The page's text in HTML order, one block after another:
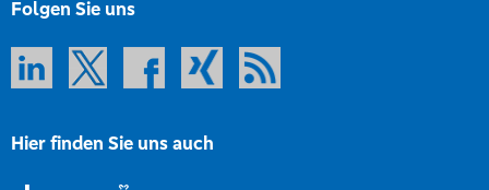
Folgen Sie uns
Hier finden Sie uns auch